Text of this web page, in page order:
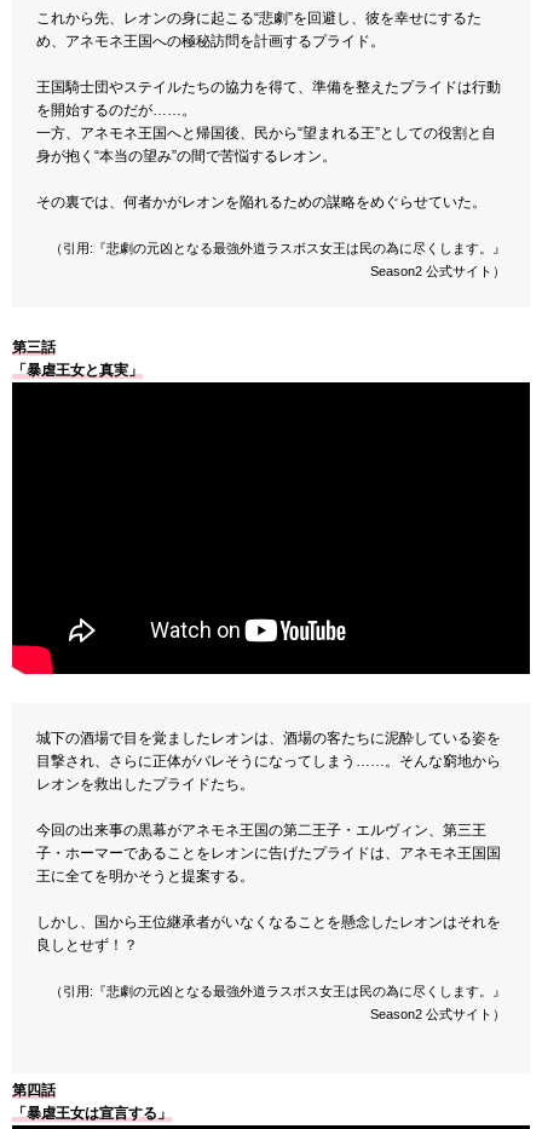
これから先、レオンの身に起こる“悲劇”を回避し、彼を幸せにするた
め、アネモネ王国への極秘訪問を計画するプライド。
王国騎士団やステイルたちの協力を得て、準備を整えたプライドは行動
を開始するのだが……。
一方、アネモネ王国へと帰国後、民から“望まれる王”としての役割と自
身が抱く“本当の望み”の間で苦悩するレオン。
その裏では、何者かがレオンを陥れるための謀略をめぐらせていた。
（引用:『悲劇の元凶となる最強外道ラスボス女王は民の為に尽くします。』
Season2 公式サイト）
第三話
「暴虐王女と真実」
城下の酒場で目を覚ましたレオンは、酒場の客たちに泥酔している姿を
目撃され、さらに正体がバレそうになってしまう……。そんな窮地から
レオンを救出したプライドたち。
今回の出来事の黒幕がアネモネ王国の第二王子・エルヴィン、第三王
子・ホーマーであることをレオンに告げたプライドは、アネモネ王国国
王に全てを明かそうと提案する。
しかし、国から王位継承者がいなくなることを懸念したレオンはそれを
良しとせず！？
（引用:『悲劇の元凶となる最強外道ラスボス女王は民の為に尽くします。』
Season2 公式サイト）
第四話
「暴虐王女は宣言する」